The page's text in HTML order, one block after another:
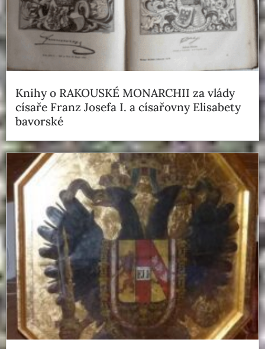
Knihy o RAKOUSKÉ MONARCHII za vlády
císaře Franz Josefa I. a císařovny Elisabety
bavorské